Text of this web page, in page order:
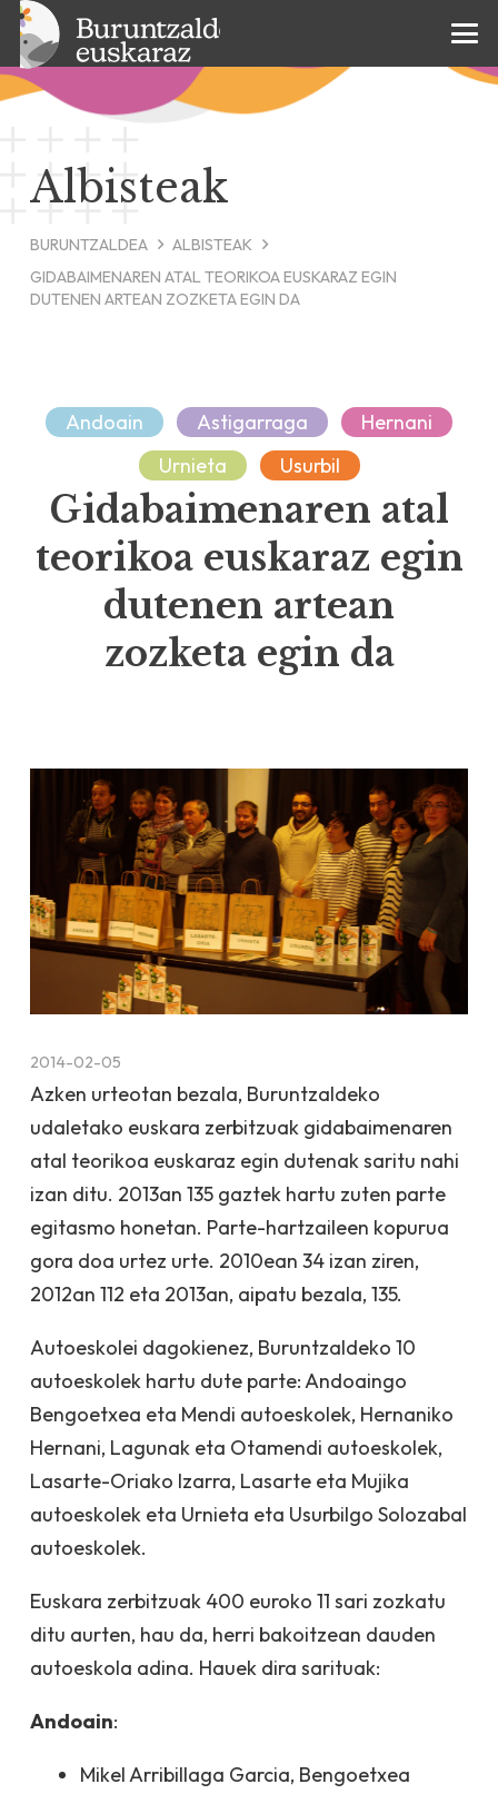
Albisteak
BURUNTZALDEA
ALBISTEAK
GIDABAIMENAREN ATAL TEORIKOA EUSKARAZ EGIN
DUTENEN ARTEAN ZOZKETA EGIN DA
Andoain Astigarraga
Hernani
Urnieta
Usurbil
Gidabaimenaren atal
teorikoa euskaraz egin
dutenen artean
zozketa egin da
2014-02-05
Azken urteotan bezala, Buruntzaldeko
udaletako euskara zerbitzuak gidabaimenaren
atal teorikoa euskaraz egin dutenak saritu nahi
izan ditu. 2013an 135 gaztek hartu zuten parte
egitasmo honetan. Parte-hartzaileen kopurua
gora doa urtez urte. 2010ean 34 izan ziren,
2012an 112 eta 2013an, aipatu bezala, 135.
Autoeskolei dagokienez, Buruntzaldeko 10
autoeskolek hartu dute parte: Andoaingo
Bengoetxea eta Mendi autoeskolek, Hernaniko
Hernani, Lagunak eta Otamendi autoeskolek,
Lasarte-Oriako Izarra, Lasarte eta Mujika
autoeskolek eta Urnieta eta Usurbilgo Solozabal
autoeskolek.
Euskara zerbitzuak 400 euroko 11 sari zozkatu
ditu aurten, hau da, herri bakoitzean dauden
autoeskola adina. Hauek dira sarituak:
Andoain:
Mikel Arribillaga Garcia, Bengoetxea